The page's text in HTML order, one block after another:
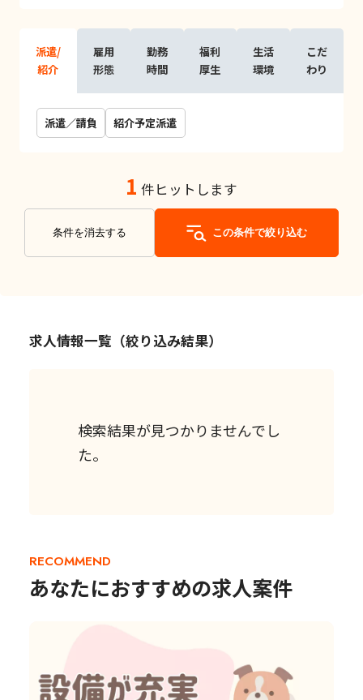
派遣/
紹介
雇用
形態
勤務
時間
福利
厚生
生活
環境
こだ
わり
派遣／請負 紹介予定派遣
1 件ヒットします
条件を消去する この条件で絞り込む
求人情報一覧（絞り込み結果）
検索結果が見つかりませんでし
た。
RECOMMEND
あなたにおすすめの求人案件